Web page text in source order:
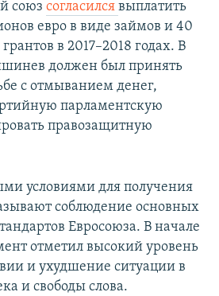
союз согласился выплатить
евро в виде займов и 40
в 2017–2018 годах. В
должен был принять
с отмыванием денег,
парламентскую
правозащитную
условиями для получения
соблюдение основных
Евросоюза. В начале
отметил высокий уровень
и ухудшение ситуации в
и свободы слова.